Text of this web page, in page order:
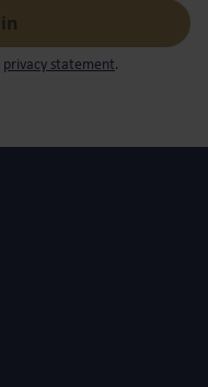
privacy statement.